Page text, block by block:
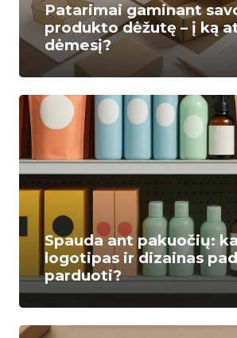
Patarimai gaminant
produkto dėžutę – į ką
dėmesį?
Spauda ant pakuočių:
logotipas ir dizainas
parduoti?